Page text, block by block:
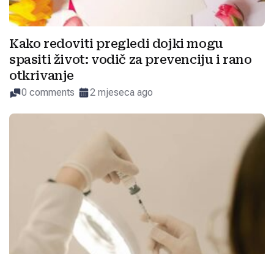
Kako redoviti pregledi dojki mogu
spasiti život: vodič za prevenciju i rano
otkrivanje
0 comments 2 mjeseca ago